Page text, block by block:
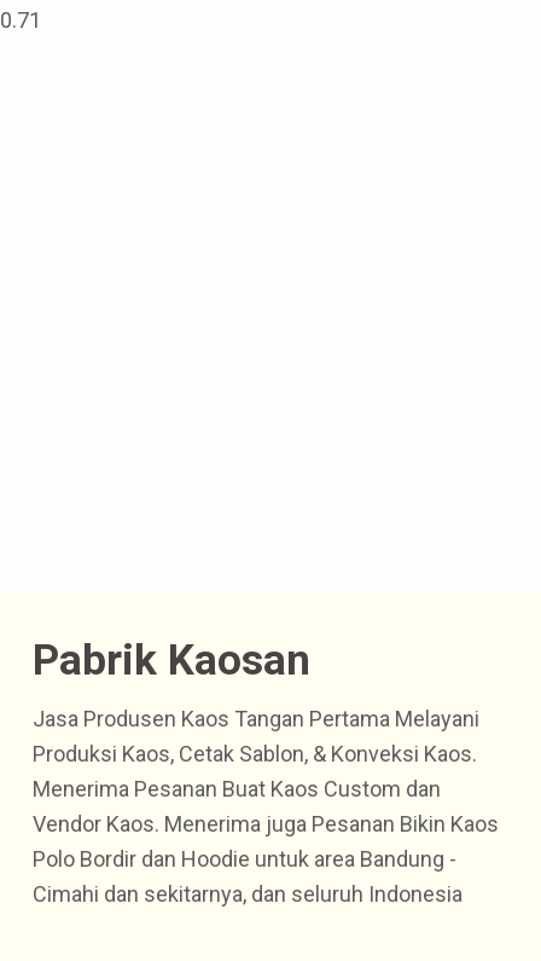
Pabrik Kaosan
Jasa Produsen Kaos Tangan Pertama Melayani
Produksi Kaos, Cetak Sablon, & Konveksi Kaos.
Menerima Pesanan Buat Kaos Custom dan
Vendor Kaos. Menerima juga Pesanan Bikin Kaos
Polo Bordir dan Hoodie untuk area Bandung -
Cimahi dan sekitarnya, dan seluruh Indonesia